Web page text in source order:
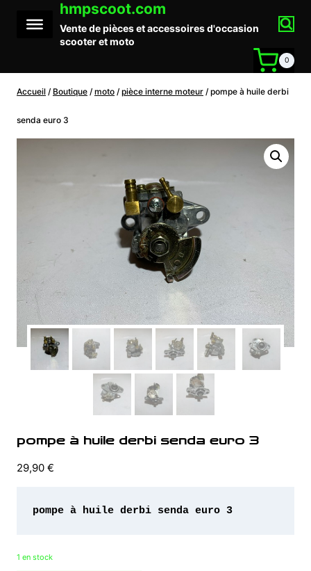
contenu
hmpscoot.com
Vente de pièces et accessoires d'occasion
scooter et moto
0
Accueil / Boutique / moto / pièce interne moteur / pompe à huile derbi
senda euro 3
pompe à huile derbi senda euro 3
29,90 €
pompe à huile derbi senda euro 3
1 en stock